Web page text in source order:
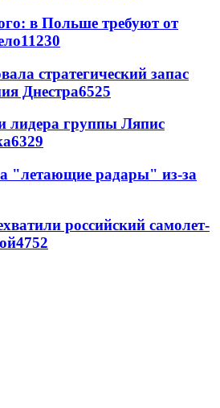
в Польше требуют от
11230
стратегический запас
Днестра6525
лидера группы Ляпис
6329
"летающие радары" из-за
российский самолет-
4752